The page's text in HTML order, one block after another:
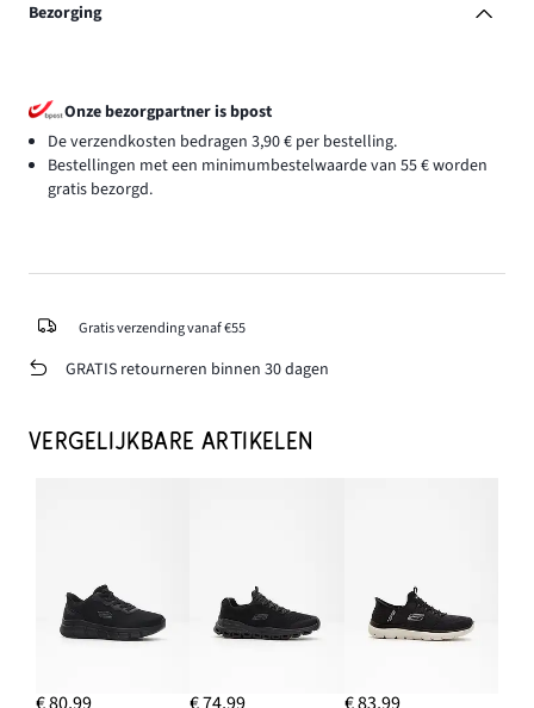
Bezorging
Onze bezorgpartner is bpost
De verzendkosten bedragen 3,90 € per bestelling.
Bestellingen met een minimumbestelwaarde van 55 € worden
gratis bezorgd.
Gratis verzending vanaf €55
GRATIS retourneren binnen 30 dagen
VERGELIJKBARE ARTIKELEN